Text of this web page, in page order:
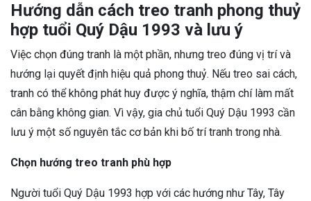
Hướng dẫn cách treo tranh phong thuỷ
hợp tuổi Quý Dậu 1993 và lưu ý
Việc chọn đúng tranh là một phần, nhưng treo đúng vị trí và
hướng lại quyết định hiệu quả phong thuỷ. Nếu treo sai cách,
tranh có thể không phát huy được ý nghĩa, thậm chí làm mất
cân bằng không gian. Vì vậy, gia chủ tuổi Quý Dậu 1993 cần
lưu ý một số nguyên tắc cơ bản khi bố trí tranh trong nhà.
Chọn hướng treo tranh phù hợp
Người tuổi Quý Dậu 1993 hợp với các hướng như Tây, Tây